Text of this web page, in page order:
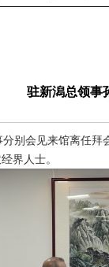
驻新潟总领事
会见来馆离任拜
界人士。